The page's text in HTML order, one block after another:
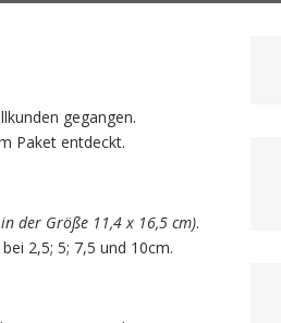
gegangen.
Paket entdeckt.
der Größe 11,4 x 16,5 cm).
2,5; 5; 7,5 und 10cm.